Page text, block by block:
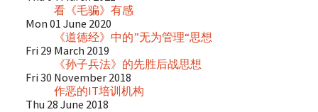
看《毛骗》有感
Mon 01 June 2020
《道德经》中的”无为管理“思想
Fri 29 March 2019
《孙子兵法》的先胜后战思想
Fri 30 November 2018
作恶的IT培训机构
Thu 28 June 2018